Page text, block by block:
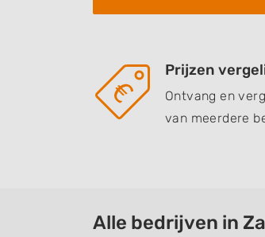
Prijzen
Ontvang en
van meerdere
Alle bedrijven in